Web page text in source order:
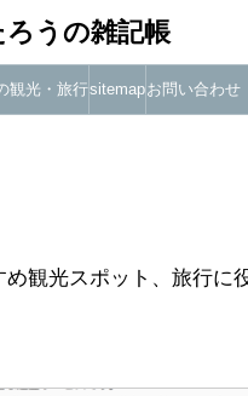
うの雑記帳
観光・旅行sitemapお問い合わせ
観光スポット、旅行に